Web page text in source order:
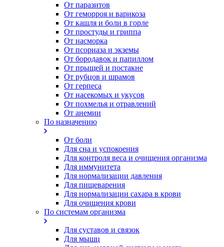
От паразитов
Oт геморроя и варикоза
От кашля и боли в горле
От простуды и гриппа
От насморка
Oт псориаза и экземы
От бородавок и папиллом
От прыщей и постакне
От рубцов и шрамов
От герпеса
От насекомых и укусов
От похмелья и отравлений
От анемии
По назначению
От боли
Для сна и успокоения
Для контроля веса и очищения организма
Для иммунитета
Для нормализации давления
Для пищеварения
Для нормализации сахара в крови
Для очищения крови
По системам организма
Для суставов и связок
Для мышц